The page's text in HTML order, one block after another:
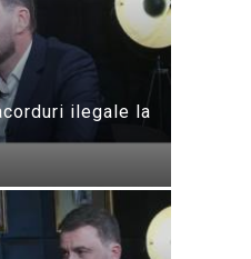
ilegale la